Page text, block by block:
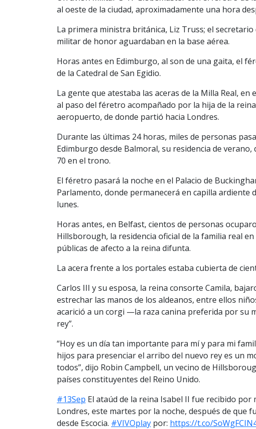
al oeste de la ciudad, aproximadamente una hora
La primera ministra británica, Liz Truss; el
militar de honor aguardaban en la base aérea.
Horas antes en Edimburgo, al son de una gaita, el
de la Catedral de San Egidio.
La gente que atestaba las aceras de la Milla Real,
al paso del féretro acompañado por la hija de la
aeropuerto, de donde partió hacia Londres.
Durante las últimas 24 horas, miles de personas
Edimburgo desde Balmoral, su residencia de
70 en el trono.
El féretro pasará la noche en el Palacio de
Parlamento, donde permanecerá en capilla
lunes.
Horas antes, en Belfast, cientos de personas
Hillsborough, la residencia oficial de la familia real
públicas de afecto a la reina difunta.
La acera frente a los portales estaba cubierta de
Carlos III y su esposa, la reina consorte Camila,
estrechar las manos de los aldeanos, entre ellos
acarició a un corgi —la raza canina preferida por su
rey”.
“Hoy es un día tan importante para mí y para mi
hijos para presenciar el arribo del nuevo rey es un
todos”, dijo Robin Campbell, un vecino de
países constituyentes del Reino Unido.
#13Sep El ataúd de la reina Isabel II fue recibido
Londres, este martes por la noche, después de que
desde Escocia. #VIVOplay por: https://t.co/